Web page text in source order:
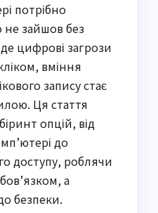
потрібно
не зайшов без
цифрові загрози
вміння
запису стає
Ця стаття
опцій, від
до
доступу, роблячи
а
безпеки.